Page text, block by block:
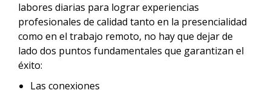
labores diarias para lograr experiencias
profesionales de calidad tanto en la presencialidad
como en el trabajo remoto, no hay que dejar de
lado dos puntos fundamentales que garantizan el
éxito:
Las conexiones